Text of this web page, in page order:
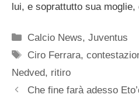
lui, e soprattutto sua moglie,
Categorie
Calcio News,Juventus
Tag
Ciro Ferrara,
Nedved, ritiro
Che fine farà adesso